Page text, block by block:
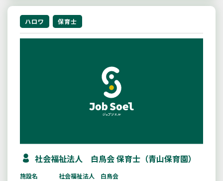
ハロワ 保育士
社会福祉法人 白鳥会 保育士（青山保育園）
施設名
社会福祉法人 白鳥会